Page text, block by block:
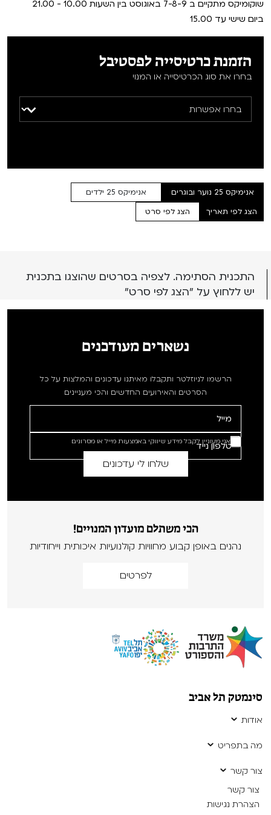
מועדון אנגלית לקטנטנים
מועדון אנגלית לכל המשפחה
ראשון בקולנוע
שלישי בשלייקס
Teen Screen
קולנוע ישראלי
לפי ימים
מחווה לקסבייה דולאן
סינמטק קאלט על הגג 2026
נבחרי דוקאביב 2026
אירועים מיוחדים
VOD
לאזור האישי
רכישת מנוי
צור קשר
שוקומיקס מתקיים ב 7-8-9 באוגוסט בין השעות 10.00 - 21.00
ביום שישי עד 15.00
הזמנת כרטיסייה לפסטיבל
בחרו את סוג הכרטיסייה או המנוי
אנימיקס 25 נוער ובוגרים
אנימיקס 25 ילדים
הצג לפי תאריך
הצג לפי סרט
התכנית הסתימה. לצפיה בסרטים שהוצגו בתכנית
יש ללחוץ על "הצג לפי סרט"
נשארים מעודכנים
הרשמו לניוזלטר ותקבלו מאיתנו עדכונים והמלצות על כל
הסרטים והאירועים החדשים והכי מעניינים
אני מעוניין לקבל מידע שיווקי באמצעות מייל או מסרונים
הכי משתלם מועדון המנויים!
נהנים באופן קבוע מחוויות קולנועיות איכותית וייחודיות
לפרטים
סינמטק תל אביב
אודות
מה בתפריט
צור קשר
צור קשר
הצהרת נגישות